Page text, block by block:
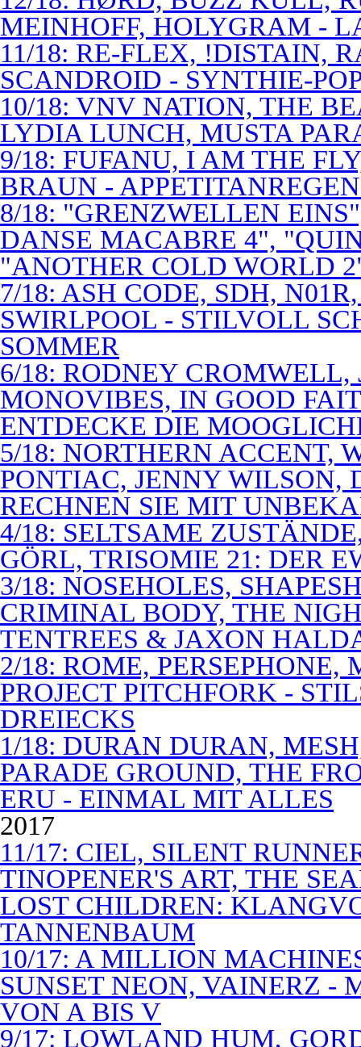
MEINHOFF, HOLYGRAM -
11/18: RE-FLEX, !DISTAIN,
SCANDROID - SYNTHIE-
10/18: VNV NATION, THE
LYDIA LUNCH, MUSTA
9/18: FUFANU, I AM THE
BRAUN -
8/18: "GRENZWELLEN
DANSE MACABRE 4",
"ANOTHER COLD WORLD
7/18: ASH CODE, SDH,
SWIRLPOOL - STILVOLL
SOMMER
6/18: RODNEY
MONOVIBES, IN GOOD
ENTDECKE DIE
5/18: NORTHERN ACCENT,
PONTIAC, JENNY WILSON,
RECHNEN SIE MIT
4/18: SELTSAME
GÖRL, TRISOMIE 21: DER
3/18: NOSEHOLES,
CRIMINAL BODY, THE
TENTREES & JAXON
2/18: ROME,
PROJECT PITCHFORK -
DREIECKS
1/18: DURAN DURAN,
PARADE GROUND, THE
ERU - EINMAL MIT ALLES
2017
11/17: CIEL, SILENT
TINOPENER'S ART, THE
LOST CHILDREN:
TANNENBAUM
10/17: A MILLION
SUNSET NEON, VAINERZ -
VON A BIS V
9/17: LOWLAND HUM,